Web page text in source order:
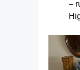
–